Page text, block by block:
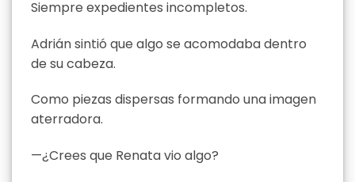
Siempre expedientes incompletos.
Adrián sintió que algo se acomodaba dentro
de su cabeza.
Como piezas dispersas formando una imagen
aterradora.
—¿Crees que Renata vio algo?